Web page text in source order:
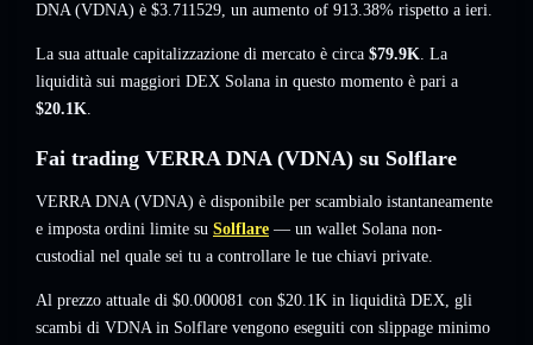
DNA (VDNA) è $3.711529, un aumento of 913.38% rispetto a ieri.
La sua attuale capitalizzazione di mercato è circa $79.9K. La
liquidità sui maggiori DEX Solana in questo momento è pari a
$20.1K.
Fai trading VERRA DNA (VDNA) su Solflare
VERRA DNA (VDNA) è disponibile per scambialo istantaneamente
e imposta ordini limite su Solflare — un wallet Solana non-
custodial nel quale sei tu a controllare le tue chiavi private.
Al prezzo attuale di $0.000081 con $20.1K in liquidità DEX, gli
scambi di VDNA in Solflare vengono eseguiti con slippage minimo